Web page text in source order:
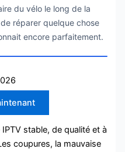
du vélo le long de la
réparer quelque chose
encore parfaitement.
stable, de qualité et à
coupures, la mauvaise